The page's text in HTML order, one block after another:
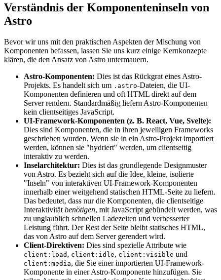
Verständnis der Komponenteninseln von
Astro
Bevor wir uns mit den praktischen Aspekten der Mischung von
Komponenten befassen, lassen Sie uns kurz einige Kernkonzepte
klären, die den Ansatz von Astro untermauern.
Astro-Komponenten: Dies ist das Rückgrat eines Astro-
Projekts. Es handelt sich um .astro-Dateien, die UI-
Komponenten definieren und oft HTML direkt auf dem
Server rendern. Standardmäßig liefern Astro-Komponenten
kein clientseitiges JavaScript.
UI-Framework-Komponenten (z. B. React, Vue, Svelte):
Dies sind Komponenten, die in ihren jeweiligen Frameworks
geschrieben wurden. Wenn sie in ein Astro-Projekt importiert
werden, können sie "hydriert" werden, um clientseitig
interaktiv zu werden.
Inselarchitektur: Dies ist das grundlegende Designmuster
von Astro. Es bezieht sich auf die Idee, kleine, isolierte
"Inseln" von interaktiven UI-Framework-Komponenten
innerhalb einer weitgehend statischen HTML-Seite zu liefern.
Das bedeutet, dass nur die Komponenten, die clientseitige
Interaktivität benötigen, mit JavaScript gebündelt werden, was
zu unglaublich schnellen Ladezeiten und verbesserter
Leistung führt. Der Rest der Seite bleibt statisches HTML,
das von Astro auf dem Server gerendert wird.
Client-Direktiven: Dies sind spezielle Attribute wie
client:load , client:idle, client:visible und
client:media, die Sie einer importierten UI-Framework-
Komponente in einer Astro-Komponente hinzufügen. Sie